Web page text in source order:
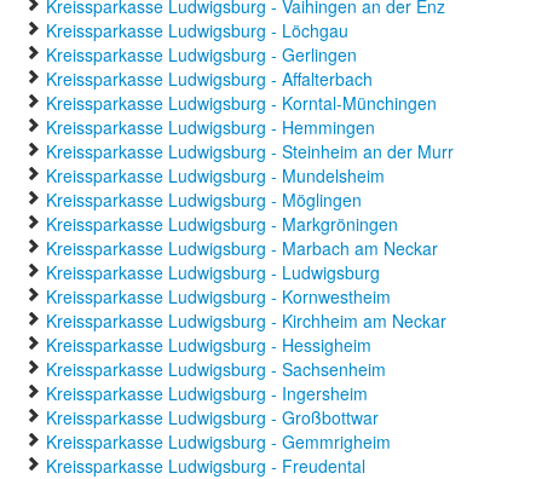
Kreissparkasse Ludwigsburg - Vaihingen an der Enz
Kreissparkasse Ludwigsburg - Löchgau
Kreissparkasse Ludwigsburg - Gerlingen
Kreissparkasse Ludwigsburg - Affalterbach
Kreissparkasse Ludwigsburg - Korntal-Münchingen
Kreissparkasse Ludwigsburg - Hemmingen
Kreissparkasse Ludwigsburg - Steinheim an der Murr
Kreissparkasse Ludwigsburg - Mundelsheim
Kreissparkasse Ludwigsburg - Möglingen
Kreissparkasse Ludwigsburg - Markgröningen
Kreissparkasse Ludwigsburg - Marbach am Neckar
Kreissparkasse Ludwigsburg - Ludwigsburg
Kreissparkasse Ludwigsburg - Kornwestheim
Kreissparkasse Ludwigsburg - Kirchheim am Neckar
Kreissparkasse Ludwigsburg - Hessigheim
Kreissparkasse Ludwigsburg - Sachsenheim
Kreissparkasse Ludwigsburg - Ingersheim
Kreissparkasse Ludwigsburg - Großbottwar
Kreissparkasse Ludwigsburg - Gemmrigheim
Kreissparkasse Ludwigsburg - Freudental